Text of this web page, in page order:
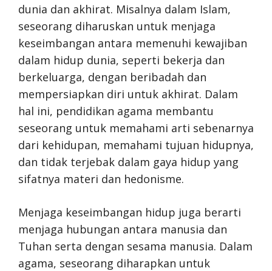
dunia dan akhirat. Misalnya dalam Islam,
seseorang diharuskan untuk menjaga
keseimbangan antara memenuhi kewajiban
dalam hidup dunia, seperti bekerja dan
berkeluarga, dengan beribadah dan
mempersiapkan diri untuk akhirat. Dalam
hal ini, pendidikan agama membantu
seseorang untuk memahami arti sebenarnya
dari kehidupan, memahami tujuan hidupnya,
dan tidak terjebak dalam gaya hidup yang
sifatnya materi dan hedonisme.
Menjaga keseimbangan hidup juga berarti
menjaga hubungan antara manusia dan
Tuhan serta dengan sesama manusia. Dalam
agama, seseorang diharapkan untuk